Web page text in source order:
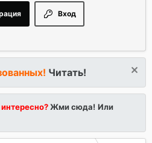
Вход
Читать!
Жми сюда! Или